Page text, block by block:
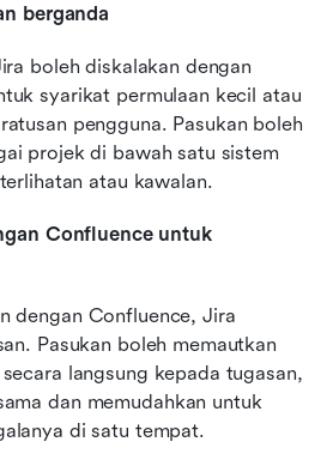
berganda
boleh diskalakan dengan
syarikat permulaan kecil atau
pengguna. Pasukan boleh
projek di bawah satu sistem
atau kawalan.
Confluence untuk
dengan Confluence, Jira
Pasukan boleh memautkan
langsung kepada tugasan,
dan memudahkan untuk
di satu tempat.